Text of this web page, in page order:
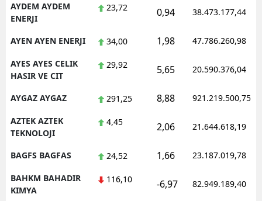
AYDEM AYDEM
ENERJI
23,72 0,94 38.473.177,44
AYEN AYEN ENERJI 34,00 1,98 47.786.260,98
AYES AYES CELIK
HASIR VE CIT
29,92 5,65 20.590.376,04
AYGAZ AYGAZ 291,25 8,88 921.219.500,75
AZTEK AZTEK
TEKNOLOJI
4,45 2,06 21.644.618,19
BAGFS BAGFAS 24,52 1,66 23.187.019,78
BAHKM BAHADIR
KIMYA
116,10 -6,97 82.949.189,40